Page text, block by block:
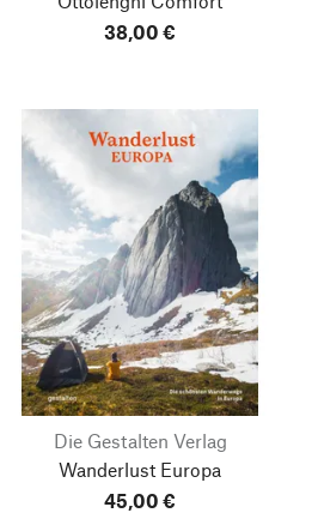
38,00 €
Die Gestalten Verlag
Wanderlust Europa
45,00 €